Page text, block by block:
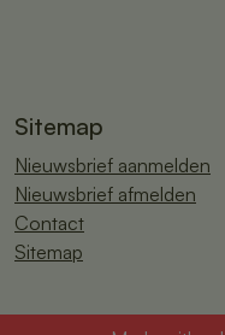
Sitemap
Nieuwsbrief aanmelden
Nieuwsbrief afmelden
Contact
Sitemap